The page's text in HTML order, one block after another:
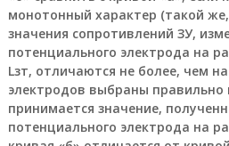
о
р
а
с
п
р
е
е
монотонный характер (такой
значения сопротивлений ЗУ,
потенциального электрода на
Lзт, отличаются не более, чем
электродов выбраны правильно
принимается значение,
потенциального электрода на